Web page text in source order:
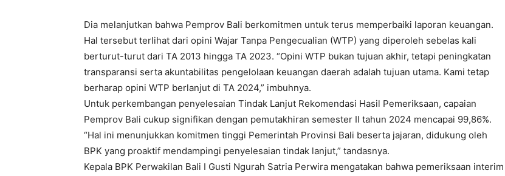
Dia melanjutkan bahwa Pemprov Bali berkomitmen untuk terus memperbaiki laporan keuangan.
Hal tersebut terlihat dari opini Wajar Tanpa Pengecualian (WTP) yang diperoleh sebelas kali
berturut-turut dari TA 2013 hingga TA 2023. “Opini WTP bukan tujuan akhir, tetapi peningkatan
transparansi serta akuntabilitas pengelolaan keuangan daerah adalah tujuan utama. Kami tetap
berharap opini WTP berlanjut di TA 2024,” imbuhnya.
Untuk perkembangan penyelesaian Tindak Lanjut Rekomendasi Hasil Pemeriksaan, capaian
Pemprov Bali cukup signifikan dengan pemutakhiran semester II tahun 2024 mencapai 99,86%.
“Hal ini menunjukkan komitmen tinggi Pemerintah Provinsi Bali beserta jajaran, didukung oleh
BPK yang proaktif mendampingi penyelesaian tindak lanjut,” tandasnya.
Kepala BPK Perwakilan Bali I Gusti Ngurah Satria Perwira mengatakan bahwa pemeriksaan interim